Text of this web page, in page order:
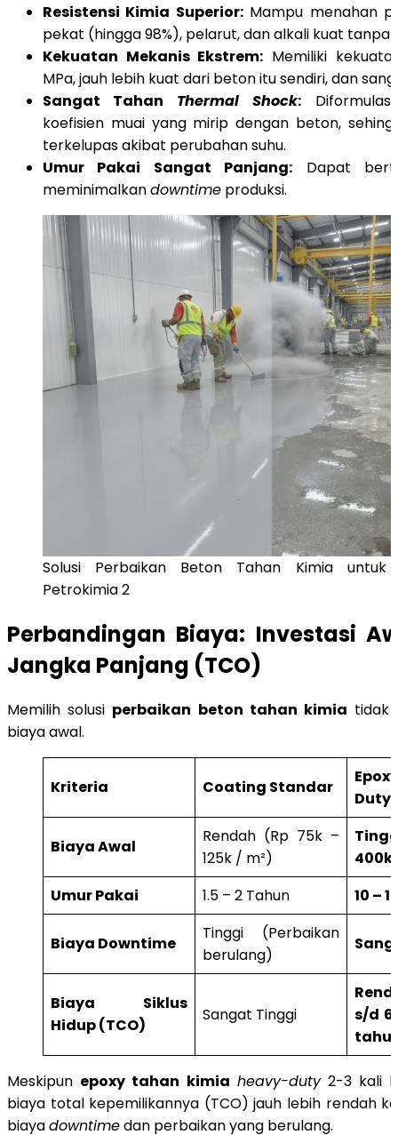
Resistensi Kimia Superior:Mampu menahan
pekat (hingga 98%), pelarut, dan alkali kuat tanpa
Kekuatan Mekanis Ekstrem: Memiliki
MPa, jauh lebih kuat dari beton itu sendiri, dan
Sangat Tahan Thermal Shock:
koefisien muai yang mirip dengan beton,
terkelupas akibat perubahan suhu.
Umur Pakai Sangat Panjang: Dapat
meminimalkandowntime produksi.
Solusi Perbaikan Beton Tahan Kimia untuk
Petrokimia 2
Perbandingan Biaya: Investasi
Jangka Panjang (TCO)
Memilih solusi perbaikan beton tahan kimia tidak
biaya awal.
Kriteria Coating Standar
Duty
Biaya Awal
Rendah (Rp 75k –
125k / m²)
400k
Umur Pakai
1.5 – 2 Tahun 10 –
Biaya Downtime
Tinggi (Perbaikan
berulang)
Biaya Siklus
Hidup (TCO)
Sangat Tinggi
s/d
Meskipun epoxy tahan kimia heavy-duty2-3 kali
biaya total kepemilikannya (TCO) jauh lebih rendah
biayadowntimedan perbaikan yang berulang.